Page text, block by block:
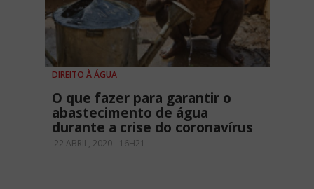
DIREITO À ÁGUA
O que fazer para garantir o
abastecimento de água
durante a crise do coronavírus
22 ABRIL, 2020 - 16H21